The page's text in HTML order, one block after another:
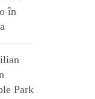
în
Park